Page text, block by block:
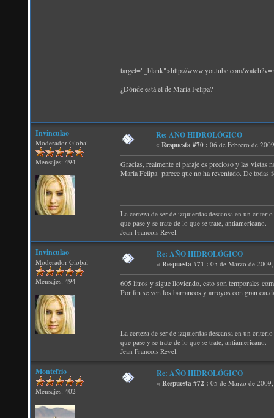
target="_blank">http://www.youtube.com/
¿Dónde está el de María Felipa?
Invinculao
Moderador Global
Mensajes: 494
Re: AÑO HIDROLÓGICO
« Respuesta #70 : 06 de Febrero de
Gracias, realmente el paraje es precioso y las vistas
Maria Felipa parece que no ha reventado. De todas
La certeza de ser de izquierdas descansa en un
que pase y se trate de lo que se trate, antiamericano.
Jean Francois Revel.
Invinculao
Moderador Global
Mensajes: 494
Re: AÑO HIDROLÓGICO
« Respuesta #71 : 05 de Marzo de
605 litros y sigue lloviendo, esto son temporales
Por fin se ven los barrancos y arroyos con gran
La certeza de ser de izquierdas descansa en un
que pase y se trate de lo que se trate, antiamericano.
Jean Francois Revel.
Montefrío
Mensajes: 402
Re: AÑO HIDROLÓGICO
« Respuesta #72 : 05 de Marzo de